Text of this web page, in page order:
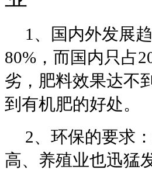
1、国内外发展趋
80%，而国内只占
劣，肥料效果达不
到有机肥的好处。
2、环保的要求
高、养殖业也迅猛